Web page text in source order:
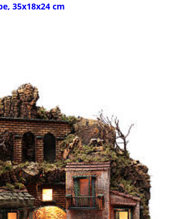
35x18x24 cm